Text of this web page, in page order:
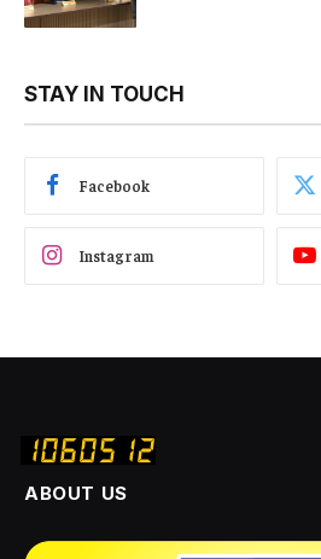
STAY IN TOUCH
Facebook
Instagram
ABOUT US